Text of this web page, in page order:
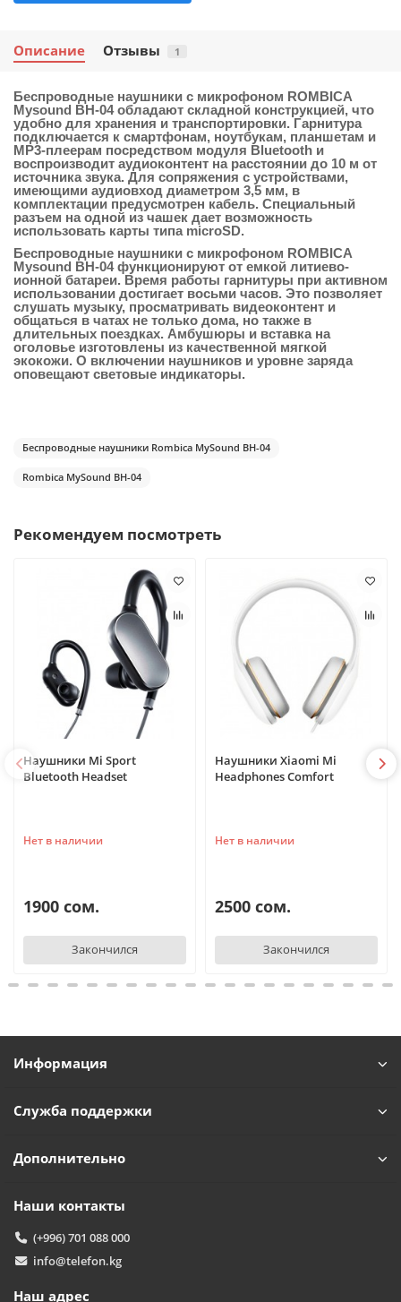
Описание Отзывы 1
Беспроводные наушники с микрофоном ROMBICA
Mysound BH-04обладают складной конструкцией, что
удобно для хранения и транспортировки. Гарнитура
подключается к смартфонам, ноутбукам, планшетам и
MP3-плеерам посредством модуля Bluetooth и
воспроизводит аудиоконтент на расстоянии до 10 м от
источника звука. Для сопряжения с устройствами,
имеющими аудиовход диаметром 3,5 мм, в
комплектации предусмотрен кабель. Специальный
разъем на одной из чашек дает возможность
использовать карты типа microSD.
Беспроводные наушники с микрофоном ROMBICA
Mysound BH-04функционируют от емкой литиево-
ионной батареи. Время работы гарнитуры при активном
использовании достигает восьми часов. Это позволяет
слушать музыку, просматривать видеоконтент и
общаться в чатах не только дома, но также в
длительных поездках. Амбушюры и вставка на
оголовье изготовлены из качественной мягкой
экокожи. О включении наушников и уровне заряда
оповещают световые индикаторы.
Беспроводные наушники Rombica MySound BH-04
Rombica MySound BH-04
Рекомендуем посмотреть
Наушники Mi Sport
Bluetooth Headset
Нет в наличии
1900 сом.
Закончился
Наушники Xiaomi Mi
Headphones Comfort
Нет в наличии
2500 сом.
Закончился
Информация
Служба поддержки
Дополнительно
Наши контакты
(+996) 701 088 000
info@telefon.kg
Наш адрес